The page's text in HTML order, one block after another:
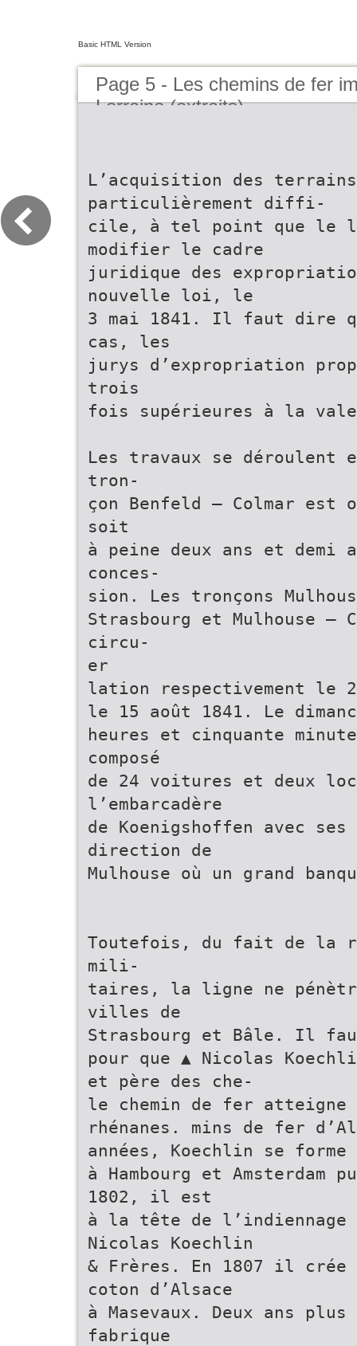
Basic HTML Version
Page 5 - Les chemins de fer
Lorraine (extraits)
L’acquisition des terrains
particulièrement diffi-
cile, à tel point que le
modifier le cadre
juridique des
nouvelle loi, le
3 mai 1841. Il faut dire
cas, les
jurys d’expropriation
trois
fois supérieures à la
Les travaux se déroulent
tron-
çon Benfeld – Colmar est
soit
à peine deux ans et
conces-
sion. Les tronçons
Strasbourg et Mulhouse
circu-
er
lation respectivement le
le 15 août 1841. Le
heures et cinquante
composé
de 24 voitures et deux
l’embarcadère
de Koenigshoffen avec
direction de
Mulhouse où un grand
Toutefois, du fait de la
mili-
taires, la ligne ne
villes de
Strasbourg et Bâle. Il
pour que ▲ Nicolas
et père des che-
le chemin de fer atteigne
rhénanes. mins de fer
années, Koechlin se forme
à Hambourg et
1802, il est
à la tête de l’indiennage
Nicolas Koechlin
& Frères. En 1807 il
coton d’Alsace
à Masevaux. Deux ans
fabrique